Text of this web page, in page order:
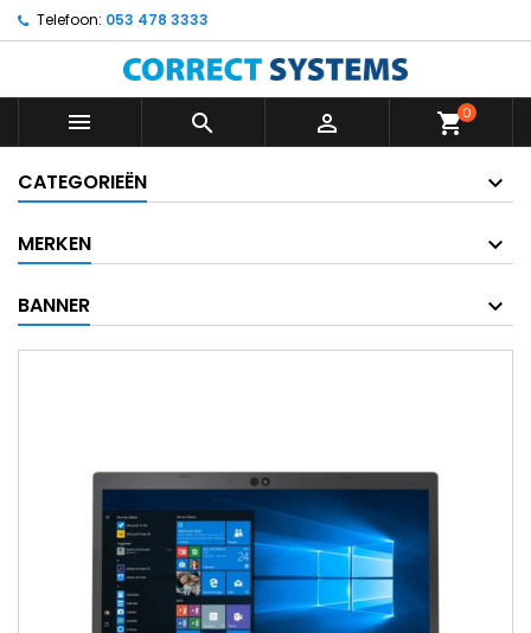
Telefoon: 053 478 3333
   shopping_cart0
CATEGORIEËN
MERKEN
BANNER